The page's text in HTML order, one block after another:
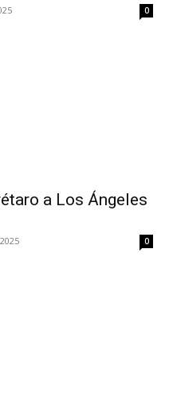
0
a Los Ángeles
0